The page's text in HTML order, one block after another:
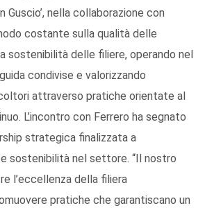
Guscio’, nella collaborazione con
costante sulla qualità delle
sostenibilità delle filiere, operando nel
condivise e valorizzando
attraverso pratiche orientate al
L’incontro con Ferrero ha segnato
strategica finalizzata a
sostenibilità nel settore. “Il nostro
l’eccellenza della filiera
pratiche che garantiscano un